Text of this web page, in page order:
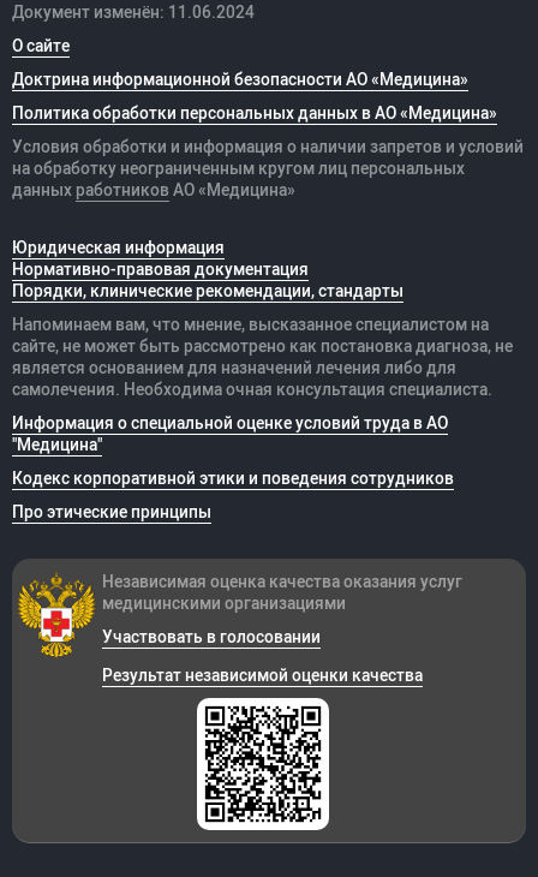
Документ изменён: 11.06.2024
О сайте
Доктрина информационной безопасности АО «Медицина»
Политика обработки персональных данных в АО «Медицина»
Условия обработки и информация о наличии запретов и условий
на обработку неограниченным кругом лиц персональных
данных работников АО «Медицина»
Юридическая информация
Нормативно-правовая документация
Порядки, клинические рекомендации, стандарты
Напоминаем вам, что мнение, высказанное специалистом на
сайте, не может быть рассмотрено как постановка диагноза, не
является основанием для назначений лечения либо для
самолечения. Необходима очная консультация специалиста.
Информация о специальной оценке условий труда в АО
"Медицина"
Кодекс корпоративной этики и поведения сотрудников
Про этические принципы
Независимая оценка качества оказания услуг
медицинскими организациями
Участвовать в голосовании
Результат независимой оценки качества